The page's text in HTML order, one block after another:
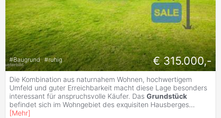
#Baugrund #ruhig € 315.000,-
Die Kombination aus naturnahem Wohnen, hochwertigem
Umfeld und guter Erreichbarkeit macht diese Lage besonders
interessant für anspruchsvolle Käufer. Das Grundstück
befindet sich im Wohngebiet des exquisiten Hausberges...
[Mehr]